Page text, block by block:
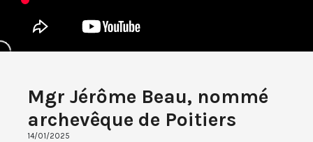
Mgr Jérôme Beau, nommé
archevêque de Poitiers
14/01/2025